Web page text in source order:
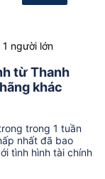
người lớn
từ Thanh
khác
trong 1 tuần
nhất đã bao
tình hình tài chính